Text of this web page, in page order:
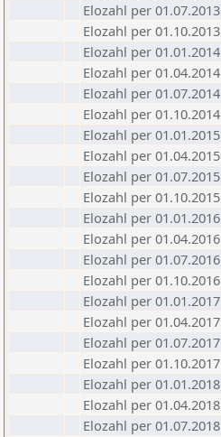
Elozahl per 01.07.2013
Elozahl per 01.10.2013
Elozahl per 01.01.2014
Elozahl per 01.04.2014
Elozahl per 01.07.2014
Elozahl per 01.10.2014
Elozahl per 01.01.2015
Elozahl per 01.04.2015
Elozahl per 01.07.2015
Elozahl per 01.10.2015
Elozahl per 01.01.2016
Elozahl per 01.04.2016
Elozahl per 01.07.2016
Elozahl per 01.10.2016
Elozahl per 01.01.2017
Elozahl per 01.04.2017
Elozahl per 01.07.2017
Elozahl per 01.10.2017
Elozahl per 01.01.2018
Elozahl per 01.04.2018
Elozahl per 01.07.2018